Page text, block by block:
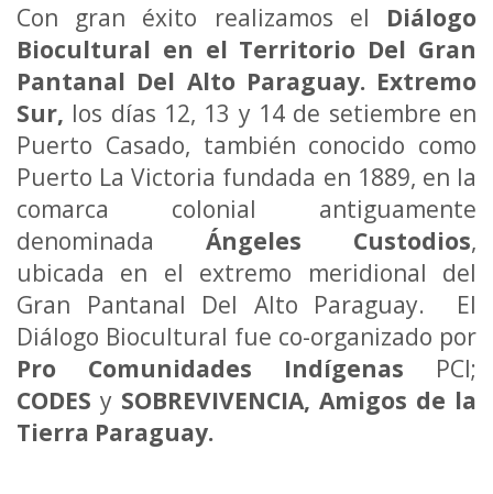
Con gran éxito realizamos el Diálogo
Biocultural en el Territorio Del Gran
Pantanal Del Alto Paraguay. Extremo
Sur, los días 12, 13 y 14 de setiembre en
Puerto Casado, también conocido como
Puerto La Victoria fundada en 1889, en la
comarca colonial antiguamente
denominada Ángeles Custodios,
ubicada en el extremo meridional del
Gran Pantanal Del Alto Paraguay. El
Diálogo Biocultural fue co-organizado por
Pro Comunidades Indígenas PCI;
CODES y SOBREVIVENCIA, Amigos de la
Tierra Paraguay.